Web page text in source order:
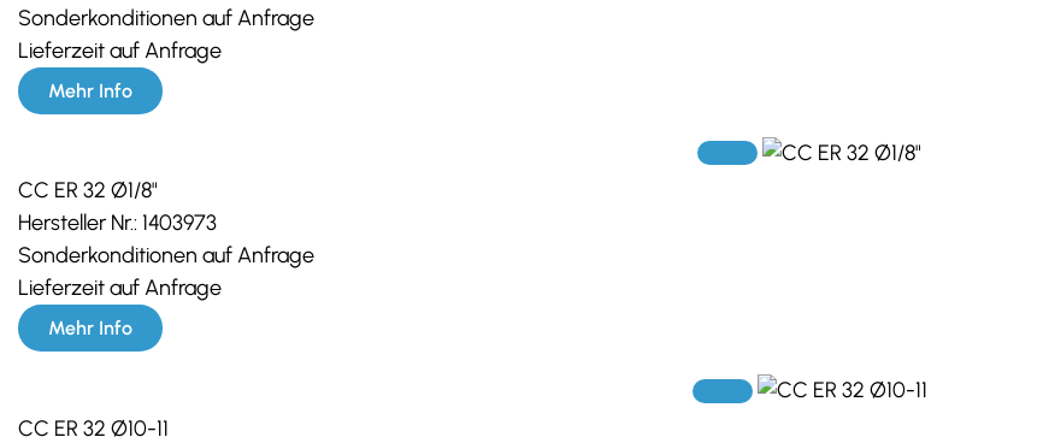
Sonderkonditionen auf Anfrage
Lieferzeit auf Anfrage
Mehr Info
CC ER 32 Ø1/8"
Hersteller Nr.: 1403973
Sonderkonditionen auf Anfrage
Lieferzeit auf Anfrage
Mehr Info
CC ER 32 Ø10-11